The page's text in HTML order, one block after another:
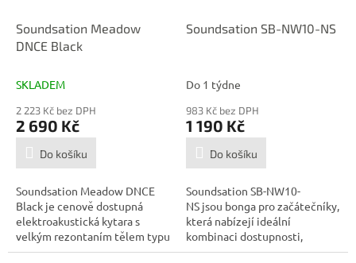
Soundsation Meadow
DNCE Black
SKLADEM
2 223 Kč bez DPH
2 690 Kč
Do košíku
Soundsation Meadow DNCE
Black je cenově dostupná
elektroakustická kytara s
velkým rezontaním tělem typu
Dreadnought...
Soundsation SB-NW10-NS
Do 1 týdne
983 Kč bez DPH
1 190 Kč
Do košíku
Soundsation SB-NW10-
NS jsou bonga pro začátečníky,
která nabízejí ideální
kombinaci dostupnosti,
vzhledu a...